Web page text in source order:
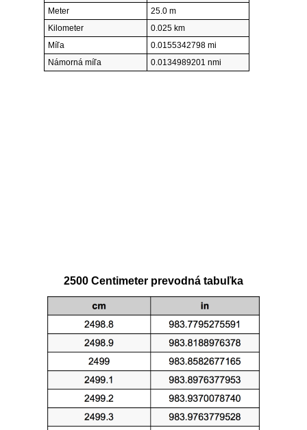
Meter
25.0 m
Kilometer
0.025 km
Míľa
0.0155342798 mi
Námorná míľa
0.0134989201 nmi
2500 Centimeter prevodná tabuľka